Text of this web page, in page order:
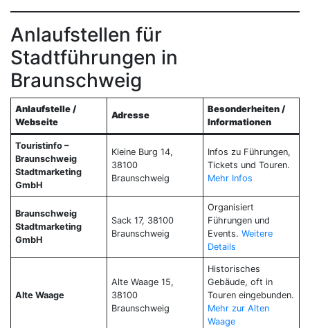
Anlaufstellen für
Stadtführungen in
Braunschweig
Anlaufstelle /
Webseite
Adresse
Besonderheiten /
Informationen
Touristinfo –
Braunschweig
Stadtmarketing
GmbH
Kleine Burg 14,
38100
Braunschweig
Infos zu Führungen,
Tickets und Touren.
Mehr Infos
Braunschweig
Stadtmarketing
GmbH
Sack 17, 38100
Braunschweig
Organisiert
Führungen und
Events.Weitere
Details
Alte Waage
Alte Waage 15,
38100
Braunschweig
Historisches
Gebäude, oft in
Touren eingebunden.
Mehr zur Alten
Waage